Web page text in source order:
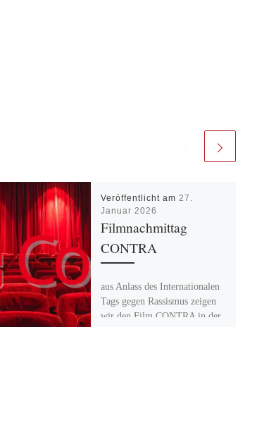
Veröffentlicht am 27.
Januar 2026
Filmnachmittag
CONTRA
aus Anlass des Internationalen
Tags gegen Rassismus zeigen
wir den Film CONTRA in der